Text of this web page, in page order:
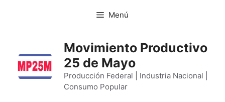
Menú
Movimiento Productivo
25 de Mayo
Producción Federal | Industria Nacional |
Consumo Popular